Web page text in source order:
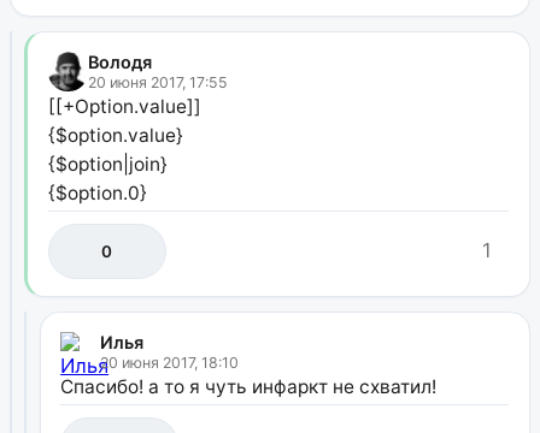
Володя
20 июня 2017, 17:55
[[+Option.value]]
{$option.value}
{$option|join}
{$option.0}
0 1
Илья
20 июня 2017, 18:10
Спасибо! а то я чуть инфаркт не схватил!